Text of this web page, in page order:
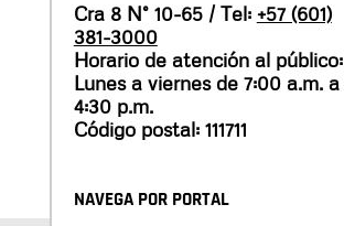
Cra 8 N° 10-65 / Tel: +57 (601)
381-3000
Horario de atención al público:
Lunes a viernes de 7:00 a.m. a
4:30 p.m.
Código postal: 111711
NAVEGA POR PORTAL